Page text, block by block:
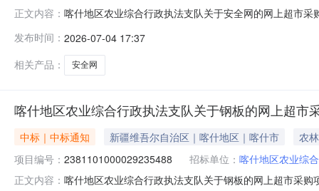
正文内容： 喀什地区农业综合行政执法支队关于安全网的网上超市
计划金额（元）:项目所在行政区划编码:653199项目所
发布时间： 2026-07-04 17:37
相关产品：
安全网
喀什地区农业综合行政执法支队关于钢板的网上超市
中标｜中标通知 新疆维吾尔自治区｜喀什地区｜喀什市
农
项目编号： 2381101000029235488 招标单位： 喀什地区农业综
正文内容： 喀什地区农业综合行政执法支队关于钢板的网上超市采